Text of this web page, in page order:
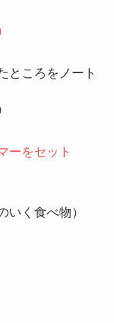
ところをノート
ーをセット
いく食べ物）